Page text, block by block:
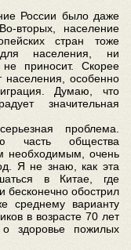
России было даже
вторых, население
стран тоже
населения, ни
не приносит. Скорее
населения, особенно
Думаю, что
значительная
проблема.
часть общества
необходимым, очень
Я не знаю, как эта
в Китае, где
бесконечно обострил
среднему варианту
в возрасте 70 лет
здоровье пожилых